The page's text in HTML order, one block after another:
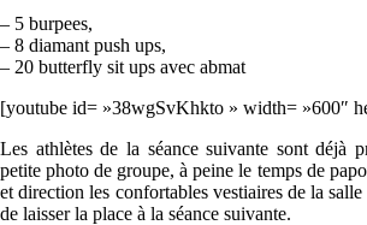
– 5 burpees,
– 8 diamant push ups,
– 20 butterfly sit ups avec abmat
[youtube id= »38wgSvKhkto » width= »600″
Les athlètes de la séance suivante sont déjà
petite photo de groupe, à peine le temps de
et direction les confortables vestiaires de la
de laisser la place à la séance suivante.